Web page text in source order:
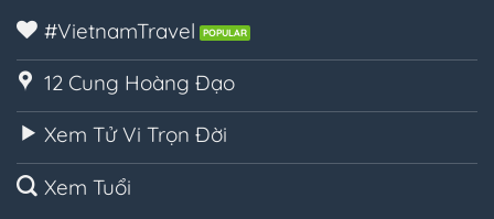
#VietnamTravel
12 Cung Hoàng Đạo
Xem Tử Vi Trọn Đời
Xem Tuổi